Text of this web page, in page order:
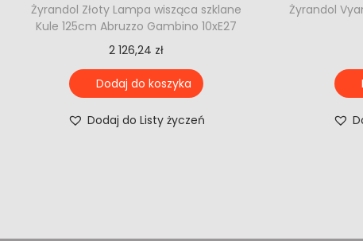
Żyrandol Złoty Lampa wisząca szklane
Kule 125cm Abruzzo Gambino 10xE27
2 126,24 zł
Dodaj do koszyka
Dodaj do Listy życzeń
Żyrandol